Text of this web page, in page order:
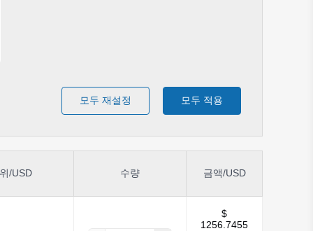
모두 재설정 모두 적용
/USD 수량 금액/USD
$
1256.7455